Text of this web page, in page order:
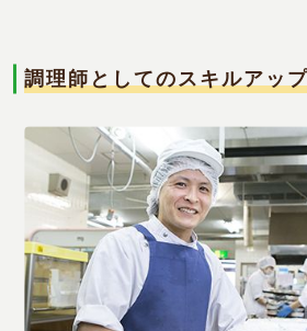
調理師としてのスキルアッ